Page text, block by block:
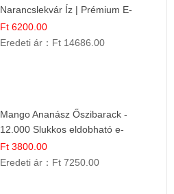
Narancslekvár Íz | Prémium E-
cigaretta
Ft 6200.00
Eredeti ár： Ft 14686.00
Mango Ananász Őszibarack -
12.000 Slukkos eldobható e-
Cigaretta
Ft 3800.00
Eredeti ár： Ft 7250.00